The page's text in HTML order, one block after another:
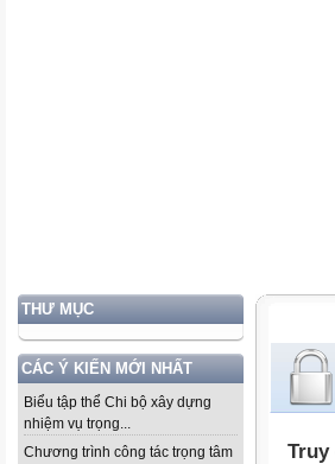
THƯ MỤC
CÁC Ý KIẾN MỚI NHẤT
Biểu tập thể Chi bộ xây dựng
nhiệm vụ trọng...
Chương trình công tác trọng tâm
Truy